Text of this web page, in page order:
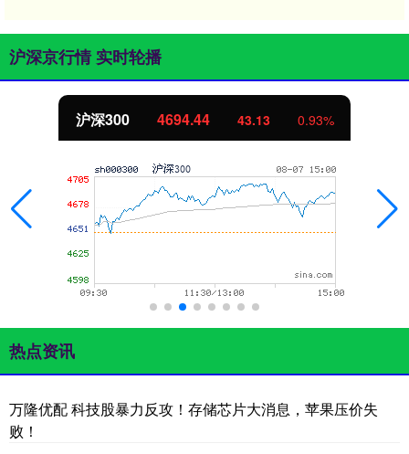
沪深京行情 实时轮播
沪深300 4694.44 43.13 0.93%
热点资讯
万隆优配 科技股暴力反攻！存储芯片大消息，苹果压价失
败！